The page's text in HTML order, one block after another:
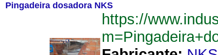
Pingadeira dosadora NKS
https://